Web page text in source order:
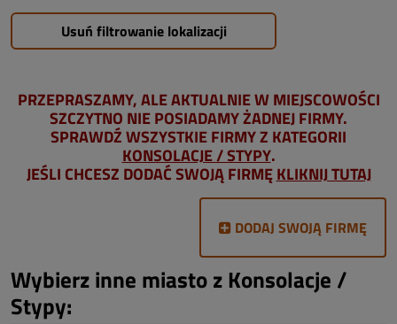
Usuń filtrowanie lokalizacji
PRZEPRASZAMY, ALE AKTUALNIE W MIEJSCOWOŚCI
SZCZYTNO NIE POSIADAMY ŻADNEJ FIRMY.
SPRAWDŹ WSZYSTKIE FIRMY Z KATEGORII
KONSOLACJE / STYPY.
JEŚLI CHCESZ DODAĆ SWOJĄ FIRMĘKLIKNIJ TUTAJ
DODAJ SWOJĄ FIRMĘ
Wybierz inne miasto z Konsolacje /
Stypy: